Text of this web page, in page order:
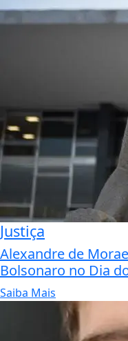
Justiça
Alexandre de
Bolsonaro no Dia
Saiba Mais